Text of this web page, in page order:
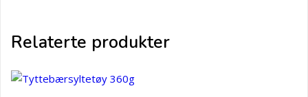
Relaterte produkter